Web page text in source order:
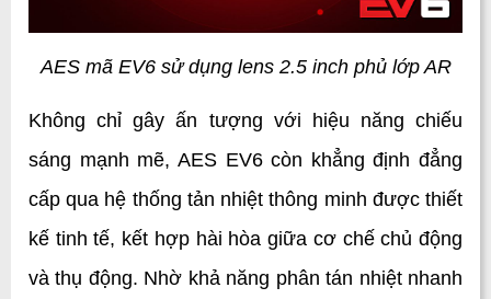
AES mã EV6 sử dụng lens 2.5 inch phủ lớp AR
Không chỉ gây ấn tượng với hiệu năng chiếu
sáng mạnh mẽ, AES EV6 còn khẳng định đẳng
cấp qua hệ thống tản nhiệt thông minh được thiết
kế tinh tế, kết hợp hài hòa giữa cơ chế chủ động
và thụ động. Nhờ khả năng phân tán nhiệt nhanh